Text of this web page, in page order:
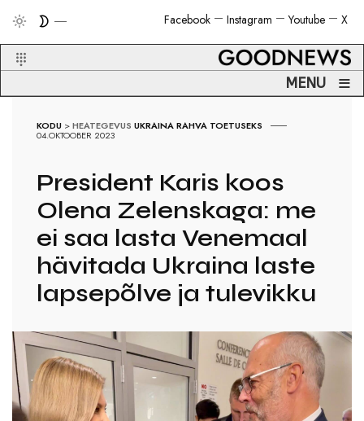
X
Youtube
Instagram
Facebook
MENU ≡
KODU >HEATEGEVUS UKRAINA RAHVA TOETUSEKS
04.OKTOOBER 2023
President Karis koos
Olena Zelenskaga: me
ei saa lasta Venemaal
hävitada Ukraina laste
lapsepõlve ja tulevikku